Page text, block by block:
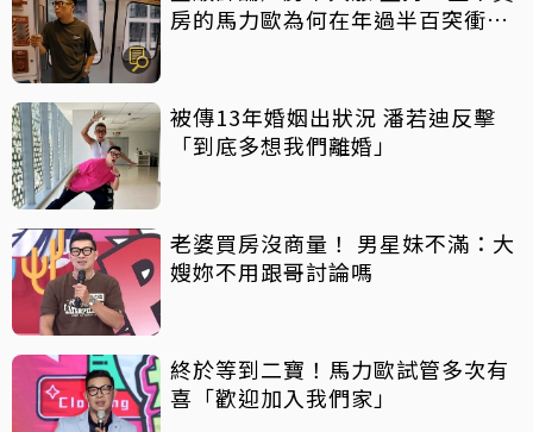
房的馬力歐為何在年過半百突衝上
被傳13年婚姻出狀況 潘若迪反擊
「到底多想我們離婚」
老婆買房沒商量！ 男星妹不滿：大
嫂妳不用跟哥討論嗎
終於等到二寶！馬力歐試管多次有
喜「歡迎加入我們家」